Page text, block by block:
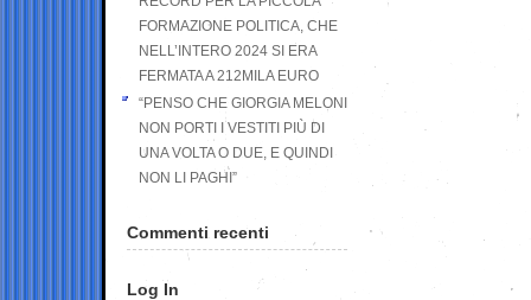
FORMAZIONE POLITICA, CHE
NELL’INTERO 2024 SI ERA
FERMATA A 212MILA EURO
“PENSO CHE GIORGIA MELONI
NON PORTI I VESTITI PIÙ DI
UNA VOLTA O DUE, E QUINDI
NON LI PAGHI”
Commenti recenti
Log In